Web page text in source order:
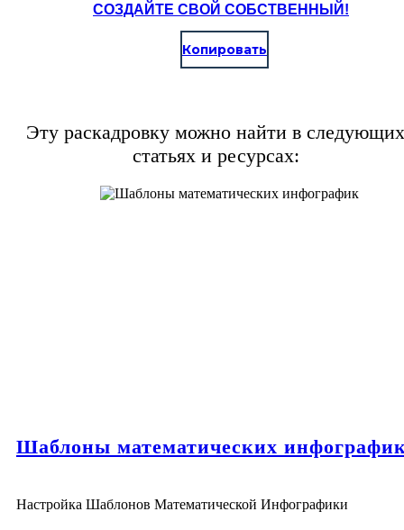
СОЗДАЙТЕ СВОЙ СОБСТВЕННЫЙ!
Копировать
Эту раскадровку можно найти в следующих
статьях и ресурсах:
Шаблоны математических
Настройка Шаблонов Математической Инфографики